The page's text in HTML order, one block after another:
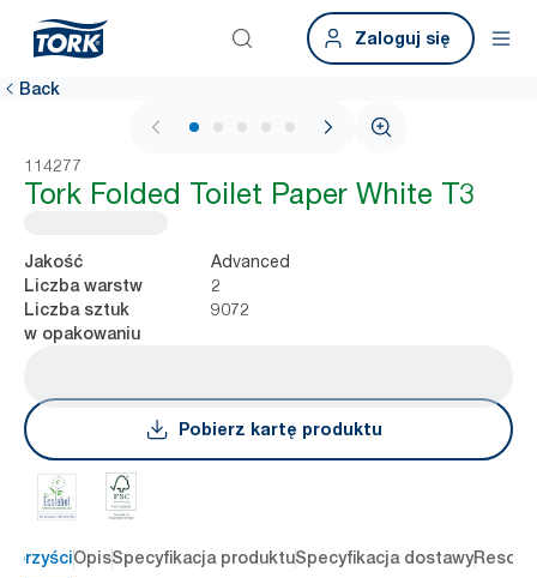
Zaloguj się
Back
1 / 5
114277
Tork Folded Toilet Paper White T3
Jakość Advanced
Liczba warstw 2
Liczba sztuk
w opakowaniu
9072
Pobierz kartę produktu
korzyściOpisSpecyfikacja produktuSpecyfikacja dostawy